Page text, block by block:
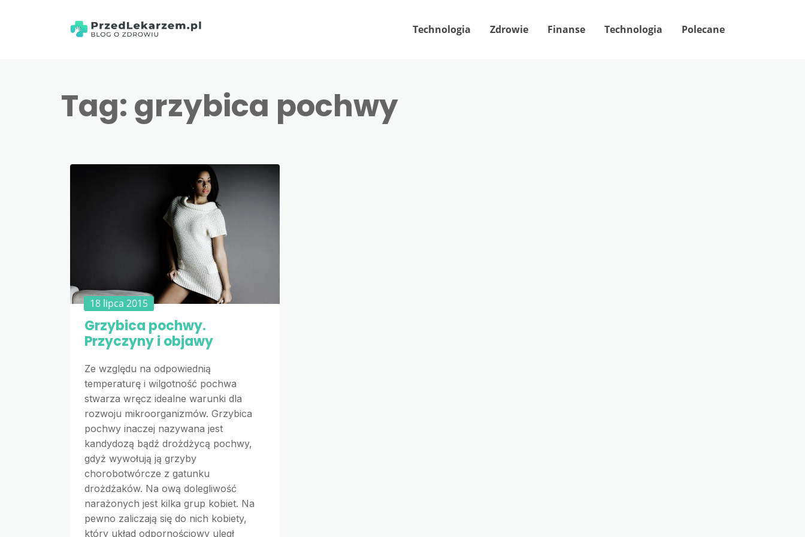
Technologia Zdrowie Finanse Technologia Polecane
Tag: grzybica pochwy
18 lipca 2015
Grzybica pochwy.
Przyczyny i objawy
Ze względu na odpowiednią
temperaturę i wilgotność pochwa
stwarza wręcz idealne warunki dla
rozwoju mikroorganizmów. Grzybica
pochwy inaczej nazywana jest
kandydozą bądź drożdżycą pochwy,
gdyż wywołują ją grzyby
chorobotwórcze z gatunku
drożdżaków. Na ową dolegliwość
narażonych jest kilka grup kobiet. Na
pewno zaliczają się do nich kobiety,
który układ odpornościowy uległ